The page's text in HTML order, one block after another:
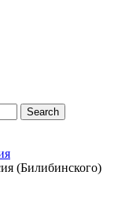
Search
(Билибинского)